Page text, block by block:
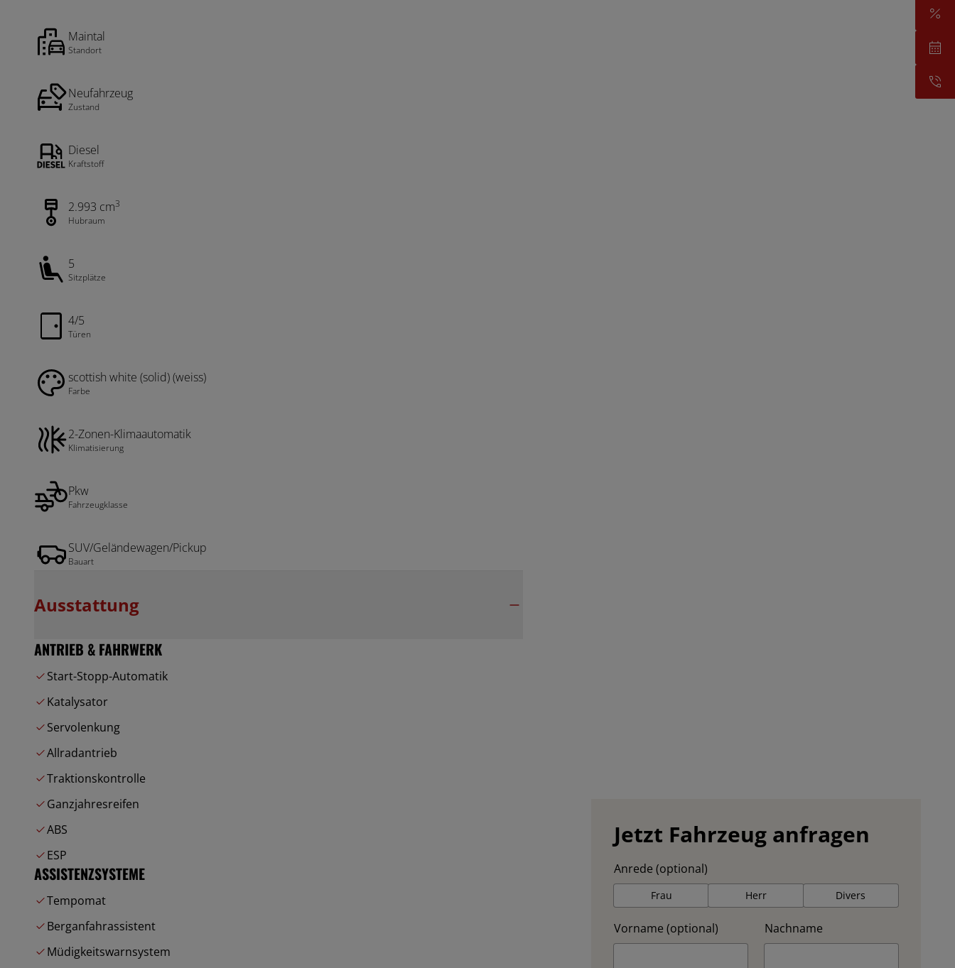
Maintal
Standort
Neufahrzeug
Zustand
Diesel
Kraftstoff
2.993 cm3
Hubraum
5
Sitzplätze
4/5
Türen
scottish white (solid) (weiss)
Farbe
2-Zonen-Klimaautomatik
Klimatisierung
Pkw
Fahrzeugklasse
SUV/Geländewagen/Pickup
Bauart
Ausstattung
ANTRIEB & FAHRWERK
Start-Stopp-Automatik
Katalysator
Servolenkung
Allradantrieb
Traktionskontrolle
Ganzjahresreifen
ABS
ESP
ASSISTENZSYSTEME
Tempomat
Berganfahrassistent
Müdigkeitswarnsystem
Jetzt Fahrzeug anfragen
Anrede (optional)
Frau Herr Divers
Vorname (optional) Nachname